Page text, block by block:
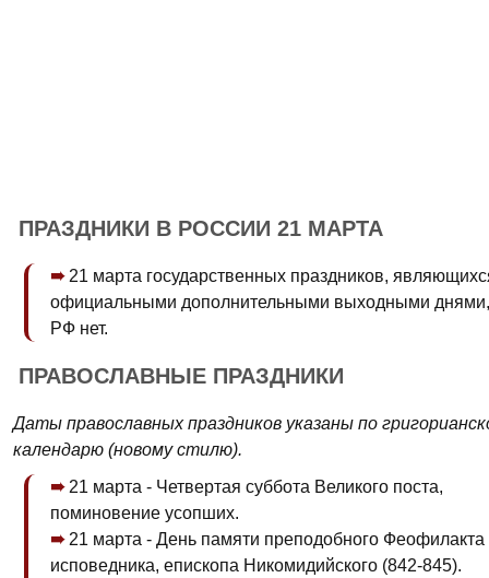
ПРАЗДНИКИ В РОССИИ 21 МАРТА
21 марта государственных праздников,
официальными дополнительными выходными
РФ нет.
ПРАВОСЛАВНЫЕ ПРАЗДНИКИ
Даты православных праздников указаны по
календарю (новому стилю).
21 марта - Четвертая суббота Великого поста,
поминовение усопших.
21 марта - День памяти преподобного Феофилакта
исповедника, епископа Никомидийского (842-845).